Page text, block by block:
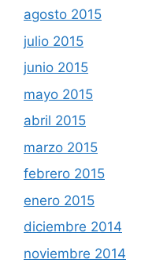
agosto 2015
julio 2015
junio 2015
mayo 2015
abril 2015
marzo 2015
febrero 2015
enero 2015
diciembre 2014
noviembre 2014